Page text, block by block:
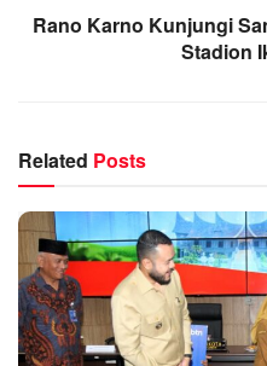
Rano Karno Kunjungi
Stadion
Related Posts